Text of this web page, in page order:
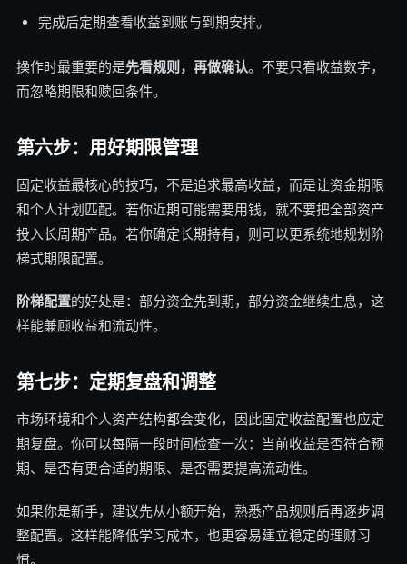
完成后定期查看收益到账与到期安排。
操作时最重要的是先看规则，再做确认。不要只看收益数字，
而忽略期限和赎回条件。
第六步：用好期限管理
固定收益最核心的技巧，不是追求最高收益，而是让资金期限
和个人计划匹配。若你近期可能需要用钱，就不要把全部资产
投入长周期产品。若你确定长期持有，则可以更系统地规划阶
梯式期限配置。
阶梯配置的好处是：部分资金先到期，部分资金继续生息，这
样能兼顾收益和流动性。
第七步：定期复盘和调整
市场环境和个人资产结构都会变化，因此固定收益配置也应定
期复盘。你可以每隔一段时间检查一次：当前收益是否符合预
期、是否有更合适的期限、是否需要提高流动性。
如果你是新手，建议先从小额开始，熟悉产品规则后再逐步调
整配置。这样能降低学习成本，也更容易建立稳定的理财习
惯。